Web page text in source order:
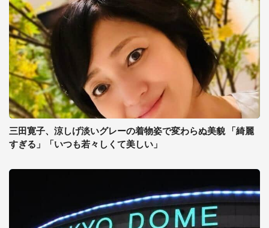
三田寛子、涼しげ淡いグレーの着物姿で変わらぬ美貌 「綺麗
すぎる」「いつも若々しくて美しい」